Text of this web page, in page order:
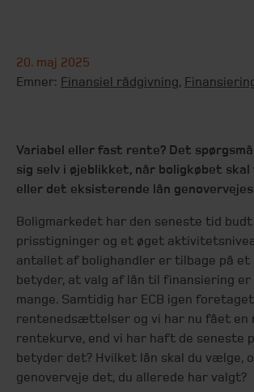
20. maj 2025
Emner: Finansiel rådgivning,
Variabel eller fast rente? Det
sig selv i øjeblikket, når boligkøbet
eller det eksisterende lån
Boligmarkedet har den seneste tid budt
prisstigninger og et øget
antallet af bolighandler er tilbage på et
betyder, at valg af lån til finansiering
mange. Samtidig har ECB igen foretaget
rentenedsættelser og vi har nu fået en
rentekurve, end vi har haft de seneste
betyder det? Hvilket lån skal du vælge,
genoverveje det, du allerede har valgt?